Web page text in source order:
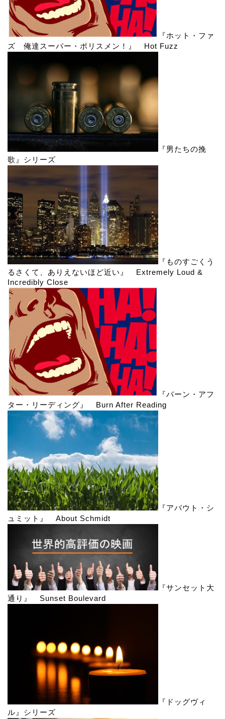
『ホット・ファ
ズ 俺達スーパー・ポリスメン！』 Hot Fuzz
『男たちの挽
歌』シリーズ
『ものすごくう
るさくて、ありえないほど近い』 Extremely Loud &
Incredibly Close
『バーン・アフ
ター・リーディング』 Burn After Reading
『アバウト・シ
ュミット』 About Schmidt
『サンセット大
通り』 Sunset Boulevard
『ドッグヴィ
ル』シリーズ